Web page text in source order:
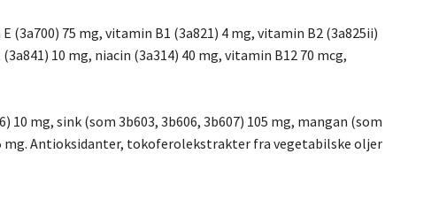
(3a700) 75 mg, vitamin B1 (3a821) 4 mg, vitamin B2 (3a825ii)
10 mg, niacin (3a314) 40 mg, vitamin B12 70 mcg,
mg, sink (som 3b603, 3b606, 3b607) 105 mg, mangan (som
mg. Antioksidanter, tokoferolekstrakter fra vegetabilske oljer